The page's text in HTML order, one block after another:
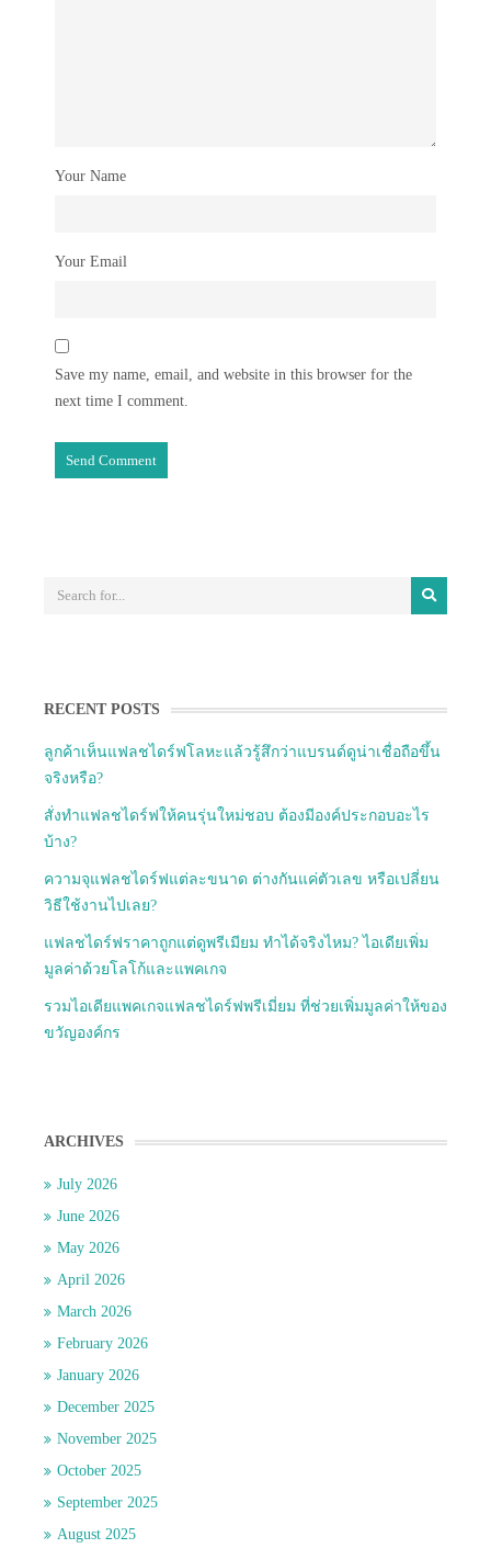
Your Name
Your Email
Save my name, email, and website in this browser for the
next time I comment.
RECENT POSTS
ลูกค้าเห็นแฟลชไดร์ฟโลหะแล้วรู้สึกว่าแบรนด์ดูน่าเชื่อถือขึ้น
จริงหรือ?
สั่งทำแฟลชไดร์ฟให้คนรุ่นใหม่ชอบ ต้องมีองค์ประกอบอะไร
บ้าง?
ความจุแฟลชไดร์ฟแต่ละขนาด ต่างกันแค่ตัวเลข หรือเปลี่ยน
วิธีใช้งานไปเลย?
แฟลชไดร์ฟราคาถูกแต่ดูพรีเมียม ทำได้จริงไหม? ไอเดียเพิ่ม
มูลค่าด้วยโลโก้และแพคเกจ
รวมไอเดียแพคเกจแฟลชไดร์ฟพรีเมี่ยม ที่ช่วยเพิ่มมูลค่าให้ของ
ขวัญองค์กร
ARCHIVES
July 2026
June 2026
May 2026
April 2026
March 2026
February 2026
January 2026
December 2025
November 2025
October 2025
September 2025
August 2025